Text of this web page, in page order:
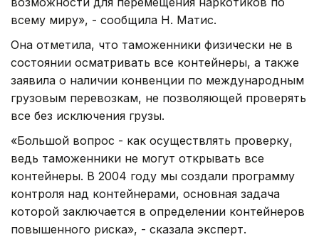
всему миру», - сообщила Н. Матис.
Она отметила, что таможенники физически не в
состоянии осматривать все контейнеры, а также
заявила о наличии конвенции по международным
грузовым перевозкам, не позволяющей проверять
все без исключения грузы.
«Большой вопрос - как осуществлять проверку,
ведь таможенники не могут открывать все
контейнеры. В 2004 году мы создали программу
контроля над контейнерами, основная задача
которой заключается в определении контейнеров
повышенного риска», - сказала эксперт.